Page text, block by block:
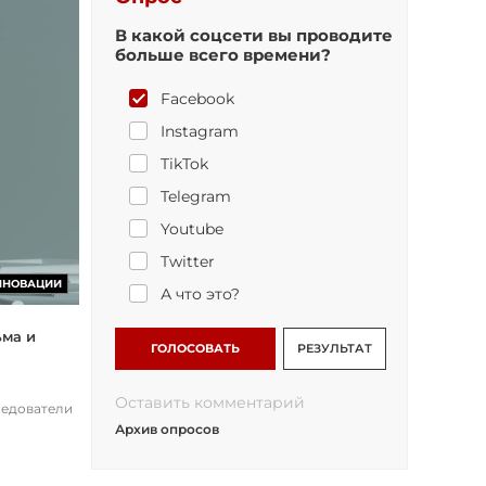
и
В какой соцсети вы проводите
больше всего времени?
Facebook
Instagram
TikTok
Telegram
Youtube
Twitter
А что это?
ГОЛОСОВАТЬ РЕЗУЛЬТАТ
Оставить комментарий
Архив опросов